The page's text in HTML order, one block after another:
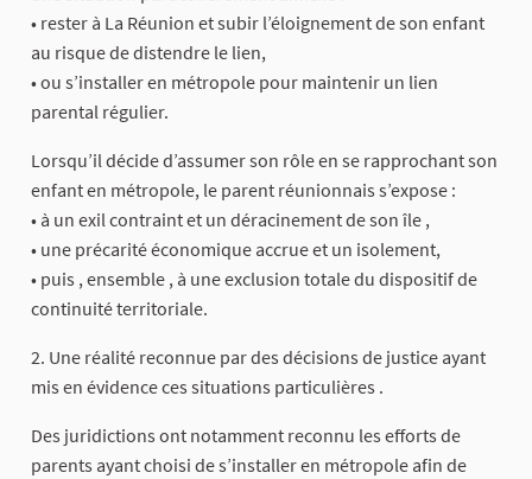
• rester à La Réunion et subir l’éloignement de son enfant
au risque de distendre le lien,
• ou s’installer en métropole pour maintenir un lien
parental régulier.
Lorsqu’il décide d’assumer son rôle en se rapprochant son
enfant en métropole, le parent réunionnais s’expose :
• à un exil contraint et un déracinement de son île ,
• une précarité économique accrue et un isolement,
• puis , ensemble , à une exclusion totale du dispositif de
continuité territoriale.
2. Une réalité reconnue par des décisions de justice ayant
mis en évidence ces situations particulières .
Des juridictions ont notamment reconnu les efforts de
parents ayant choisi de s’installer en métropole afin de